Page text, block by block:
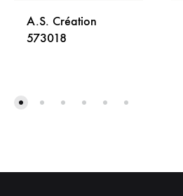
A.S. Création
573018